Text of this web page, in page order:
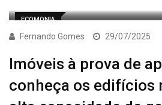
ECOMONIA
Fernando Gomes 29/07/2025
Imóveis à prova de
conheça os edifícios